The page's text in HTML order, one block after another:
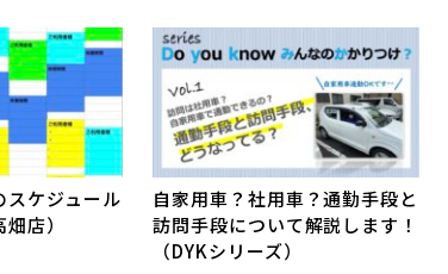
スケジュール
店）
自家用車？社用車？通勤手段と
訪問手段について解説します！
（DYKシリーズ）